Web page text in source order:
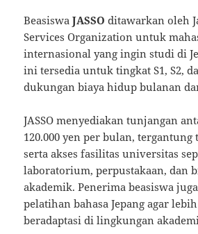
BeasiswaJASSO ditawarkan oleh
Services Organization untuk
internasional yang ingin studi di
ini tersedia untuk tingkat S1, S2,
dukungan biaya hidup bulanan
JASSO menyediakan tunjangan
120.000 yen per bulan,
serta akses fasilitas universitas
laboratorium, perpustakaan, dan
akademik. Penerima beasiswa
pelatihan bahasa Jepang agar
beradaptasi di lingkungan